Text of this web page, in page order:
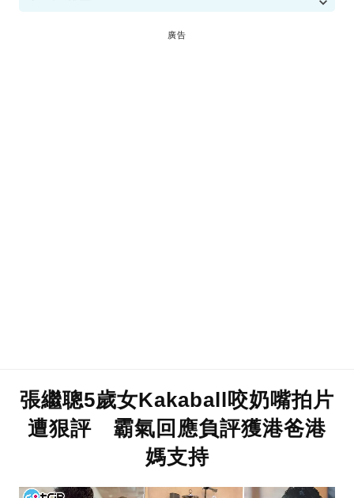
廣告
張繼聰5歲女Kakaball咬奶嘴拍片
遭狠評 霸氣回應負評獲港爸港
媽支持